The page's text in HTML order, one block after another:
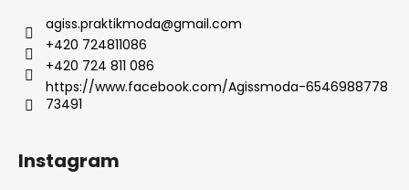
agiss.praktikmoda@gmail.com
+420 724811086
+420 724 811 086
https://www.facebook.com/Agissmoda-6546988778
73491
Instagram